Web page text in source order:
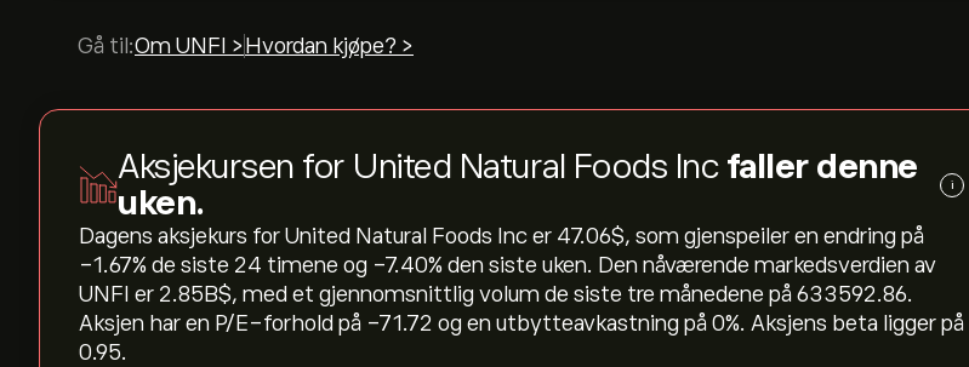
Gå til:Om UNFI > Hvordan kjøpe? >
Aksjekursen for United Natural Foods Inc faller denne
uken.
i
Dagens aksjekurs for United Natural Foods Inc er 47.06‎$‎, som gjenspeiler en endring på
‎-1.67‎% de siste 24 timene og ‎-7.40‎% den siste uken. Den nåværende markedsverdien av
UNFI er 2.85B‎$‎, med et gjennomsnittlig volum de siste tre månedene på 633592.86.
Aksjen har en P/E-forhold på -71.72 og en utbytteavkastning på 0%. Aksjens beta ligger på
0.95.